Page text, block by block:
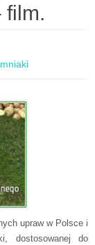
film.
upraw w Polsce i
dostosowanej do